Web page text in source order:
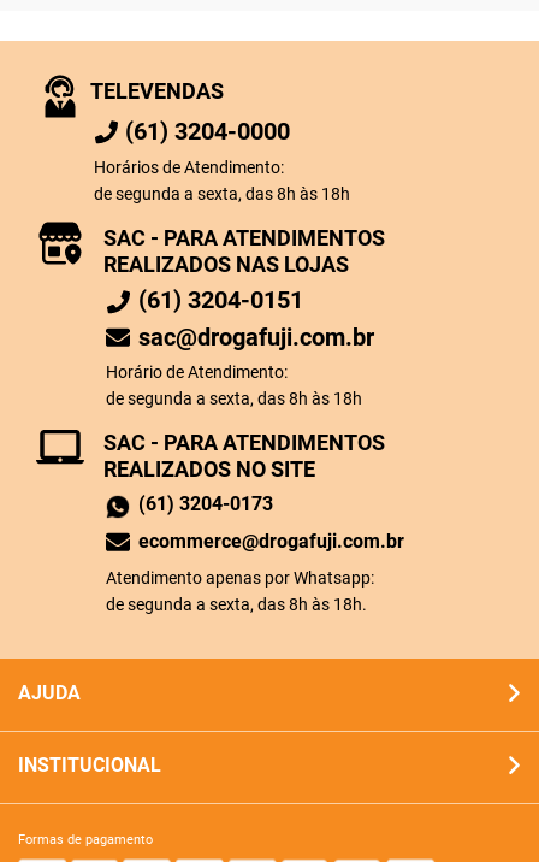
TELEVENDAS
(61) 3204-0000
Horários de Atendimento:
de segunda a sexta, das 8h às 18h
SAC - PARA ATENDIMENTOS
REALIZADOS NO SITE
(61) 3204-0173
ecommerce@drogafuji.com.br
Atendimento apenas por Whatsapp:
de segunda a sexta, das 8h às 18h.
SAC - PARA ATENDIMENTOS
REALIZADOS NAS LOJAS
(61) 3204-0151
sac@drogafuji.com.br
Horário de Atendimento:
de segunda a sexta, das 8h às 18h
AJUDA
INSTITUCIONAL
formas de pagamento